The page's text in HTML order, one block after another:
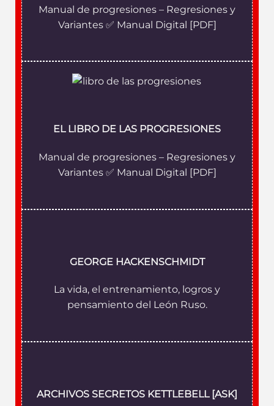
Manual de progresiones – Regresiones y
Variantes ✅ Manual Digital [PDF]
EL LIBRO DE LAS PROGRESIONES
Manual de progresiones – Regresiones y
Variantes ✅ Manual Digital [PDF]
GEORGE HACKENSCHMIDT
La vida, el entrenamiento, logros y
pensamiento del León Ruso.
ARCHIVOS SECRETOS KETTLEBELL [ASK]